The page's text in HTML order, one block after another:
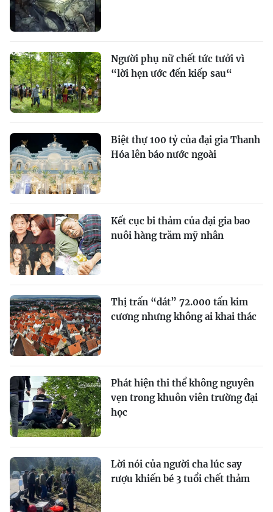
Người phụ nữ chết tức tưởi vì
“lời hẹn ước đến kiếp sau“
Biệt thự 100 tỷ của đại gia Thanh
Hóa lên báo nước ngoài
Kết cục bi thảm của đại gia bao
nuôi hàng trăm mỹ nhân
Thị trấn “dát” 72.000 tấn kim
cương nhưng không ai khai thác
Phát hiện thi thể không nguyên
vẹn trong khuôn viên trường đại
học
Lời nói của người cha lúc say
rượu khiến bé 3 tuổi chết thảm